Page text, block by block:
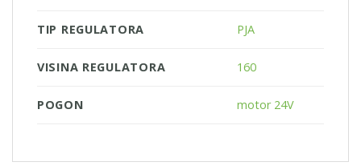
TIP REGULATORA PJA
VISINA REGULATORA 160
POGON motor 24V